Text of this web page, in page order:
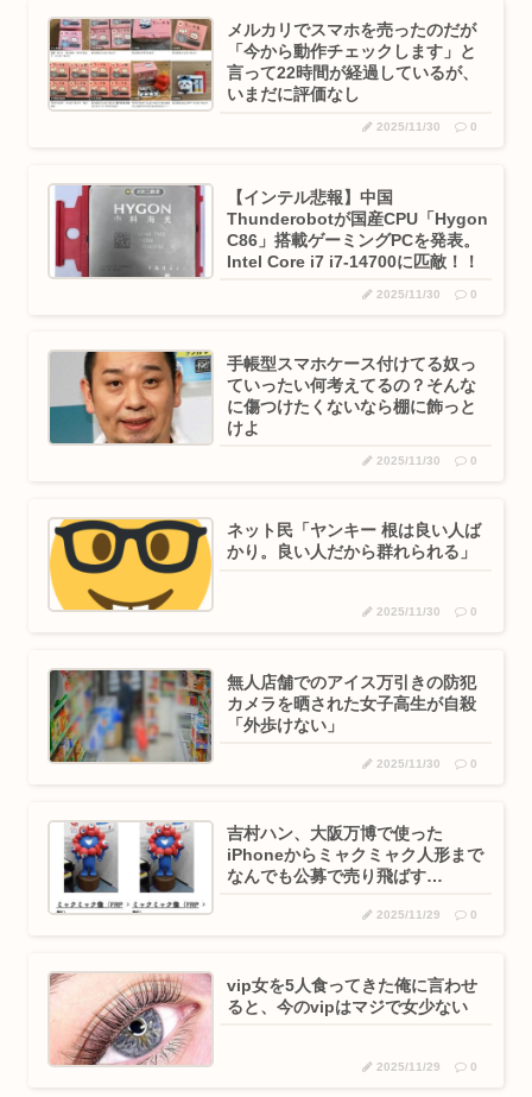
メルカリでスマホを売ったのだが
「今から動作チェックします」と
言って22時間が経過しているが、
いまだに評価なし
2025/11/30 0
【インテル悲報】中国
Thunderobotが国産CPU「Hygon
C86」搭載ゲーミングPCを発表。
Intel Core i7 i7-14700に匹敵！！
2025/11/30 0
手帳型スマホケース付けてる奴っ
ていったい何考えてるの？そんな
に傷つけたくないなら棚に飾っと
けよ
2025/11/30 0
ネット民「ヤンキー 根は良い人ば
かり。良い人だから群れられる」
2025/11/30 0
無人店舗でのアイス万引きの防犯
カメラを晒された女子高生が自殺
「外歩けない」
2025/11/30 0
吉村ハン、大阪万博で使った
iPhoneからミャクミャク人形まで
なんでも公募で売り飛ばす…
2025/11/29 0
vip女を5人食ってきた俺に言わせ
ると、今のvipはマジで女少ない
2025/11/29 0